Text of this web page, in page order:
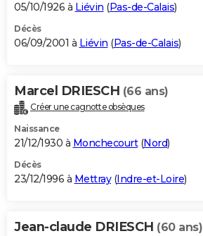
05/10/1926 à Liévin (Pas-de-Calais)
Décès
06/09/2001 à Liévin (Pas-de-Calais)
Marcel DRIESCH (66 ans)
Créer une cagnotte obsèques
Naissance
21/12/1930 à Monchecourt(Nord)
Décès
23/12/1996 à Mettray(Indre-et-Loire)
Jean-claude DRIESCH (60 ans)